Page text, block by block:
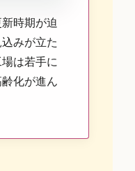
時期が迫
みが立た
は若手に
化が進ん